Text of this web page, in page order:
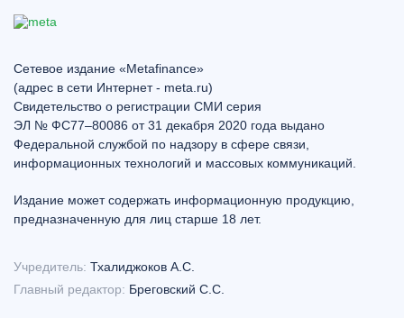
Сетевое издание «Metafinance»
(адрес в сети Интернет - meta.ru)
Свидетельство о регистрации СМИ серия
ЭЛ № ФС77–80086 от 31 декабря 2020 года выдано
Федеральной службой по надзору в сфере связи,
информационных технологий и массовых коммуникаций.
Издание может содержать информационную продукцию,
предназначенную для лиц старше 18 лет.
Учредитель: Тхалиджоков А.С.
Главный редактор: Бреговский С.С.